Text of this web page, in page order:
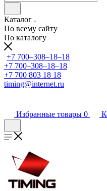
Каталог
По всему сайту
По каталогу
+7 700‒308‒18‒18
+7 700‒308‒18‒18
+7 700 803 18 18
timing@internet.ru
Избранные товары 0